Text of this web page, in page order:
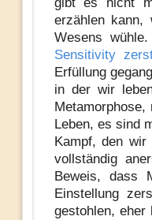
erzählen kann,
Wesens wühle.
Sensitivity
Erfüllung
in der wir
Leben, es sind
Kampf, den wir
vollständig
Beweis, dass
Einstellung
gestohlen, eher